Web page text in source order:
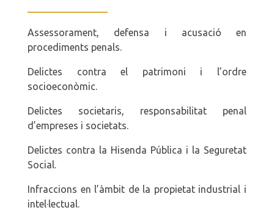
Assessorament, defensa i acusació en
procediments penals.
Delictes contra el patrimoni i l’ordre
socioeconòmic.
Delictes societaris, responsabilitat penal
d’empreses i societats.
Delictes contra la Hisenda Pública i la Seguretat
Social.
Infraccions en l’àmbit de la propietat industrial i
intel·lectual.